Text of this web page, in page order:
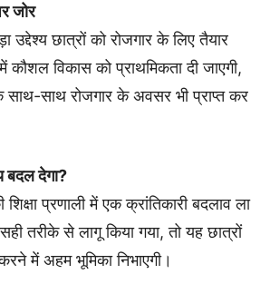
जोर
उद्देश्य छात्रों को रोजगार के लिए तैयार
कौशल विकास को प्राथमिकता दी जाएगी,
साथ रोजगार के अवसर भी प्राप्त कर
बदल देगा?
शिक्षा प्रणाली में एक क्रांतिकारी बदलाव ला
तरीके से लागू किया गया, तो यह छात्रों
में अहम भूमिका निभाएगी।